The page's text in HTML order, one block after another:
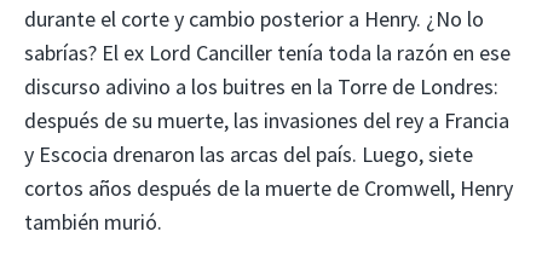
durante el corte y cambio posterior a Henry. ¿No lo
sabrías? El ex Lord Canciller tenía toda la razón en ese
discurso adivino a los buitres en la Torre de Londres:
después de su muerte, las invasiones del rey a Francia
y Escocia drenaron las arcas del país. Luego, siete
cortos años después de la muerte de Cromwell, Henry
también murió.